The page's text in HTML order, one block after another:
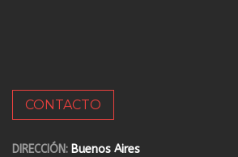
CONTACTO
DIRECCIÓN: Buenos Aires